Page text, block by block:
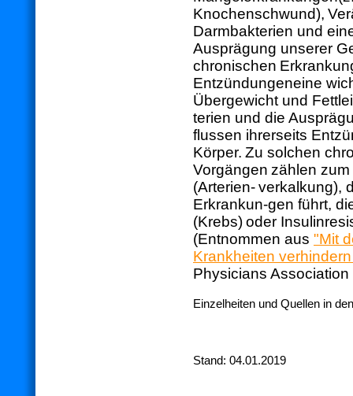
Knochenschwund),
Darmbakterien und
Ausprägung unserer
chronischen
Entzündungeneine
Übergewicht und
terien und die
flussen ihrerseits
Körper. Zu solchen
Vorgängen zählen zum
(Arterien-verkalkung),
Erkrankun-gen führt,
(Krebs)oder
(Entnommen aus "Mit
Krankheiten
Physicians Association
Einzelheiten und Quellen in
Stand: 04.01.2019